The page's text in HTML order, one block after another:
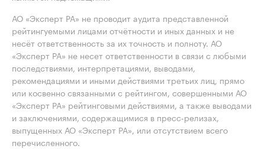
АО «Эксперт РА» не проводит аудита представленной
рейтингуемыми лицами отчётности и иных данных и не
несёт ответственность за их точность и полноту. АО
«Эксперт РА» не несет ответственности в связи с любыми
последствиями, интерпретациями, выводами,
рекомендациями и иными действиями третьих лиц, прямо
или косвенно связанными с рейтингом, совершенными АО
«Эксперт РА» рейтинговыми действиями, а также выводами
и заключениями, содержащимися в пресс-релизах,
выпущенных АО «Эксперт РА», или отсутствием всего
перечисленного.